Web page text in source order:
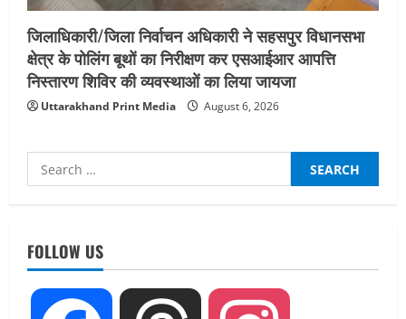
जिलाधिकारी/जिला निर्वाचन अधिकारी ने सहसपुर विधानसभा
क्षेत्र के पोलिंग बूथों का निरीक्षण कर एसआईआर आपत्ति
निस्तारण शिविर की व्यवस्थाओं का लिया जायजा
Uttarakhand Print Media August 6, 2026
Search
for:
FOLLOW US
August 7, 2026